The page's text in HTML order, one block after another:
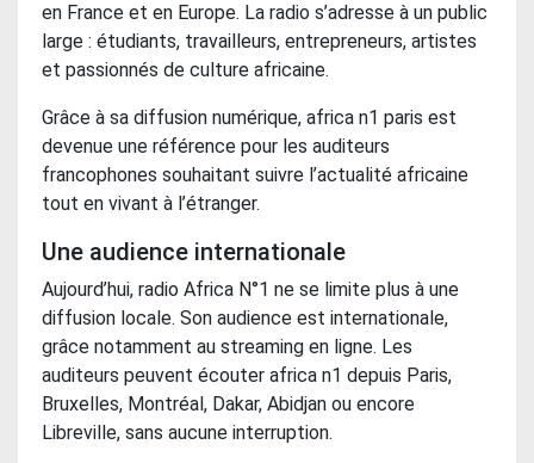
en France et en Europe. La radio s’adresse à un public
large : étudiants, travailleurs, entrepreneurs, artistes
et passionnés de culture africaine.
Grâce à sa diffusion numérique, africa n1 paris est
devenue une référence pour les auditeurs
francophones souhaitant suivre l’actualité africaine
tout en vivant à l’étranger.
Une audience internationale
Aujourd’hui, radio Africa N°1 ne se limite plus à une
diffusion locale. Son audience est internationale,
grâce notamment au streaming en ligne. Les
auditeurs peuvent écouter africa n1 depuis Paris,
Bruxelles, Montréal, Dakar, Abidjan ou encore
Libreville, sans aucune interruption.